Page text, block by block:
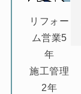
リフォー
ム営業5
年
施工管理
2年